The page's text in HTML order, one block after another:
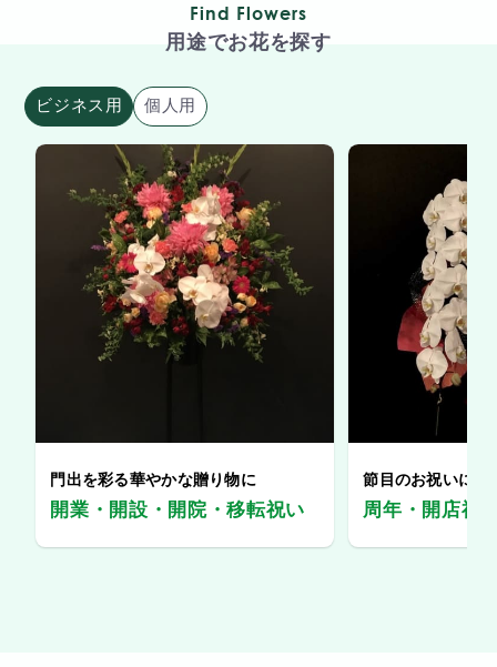
Find Flowers
用途でお花を探す
ビジネス用 個人用
門出を彩る華やかな贈り物に
開業・開設・開院・移転祝い
節目のお祝いに、
周年・開店祝